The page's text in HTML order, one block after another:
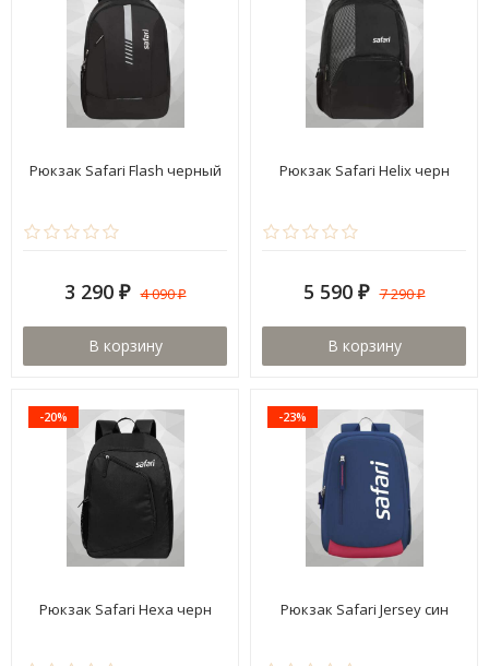
Рюкзак Safari Flash черный
3 290 ₽ 4 090₽
В корзину
Рюкзак Safari Helix черн
5 590 ₽ 7 290₽
В корзину
-20%
Рюкзак Safari Hexa черн
-23%
Рюкзак Safari Jersey син